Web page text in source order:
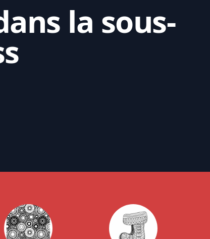
la sous-